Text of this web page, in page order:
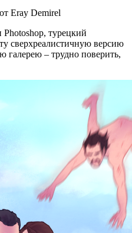
Eray Demirel
турецкий
сверхреалистичную версию
галерею – трудно поверить,